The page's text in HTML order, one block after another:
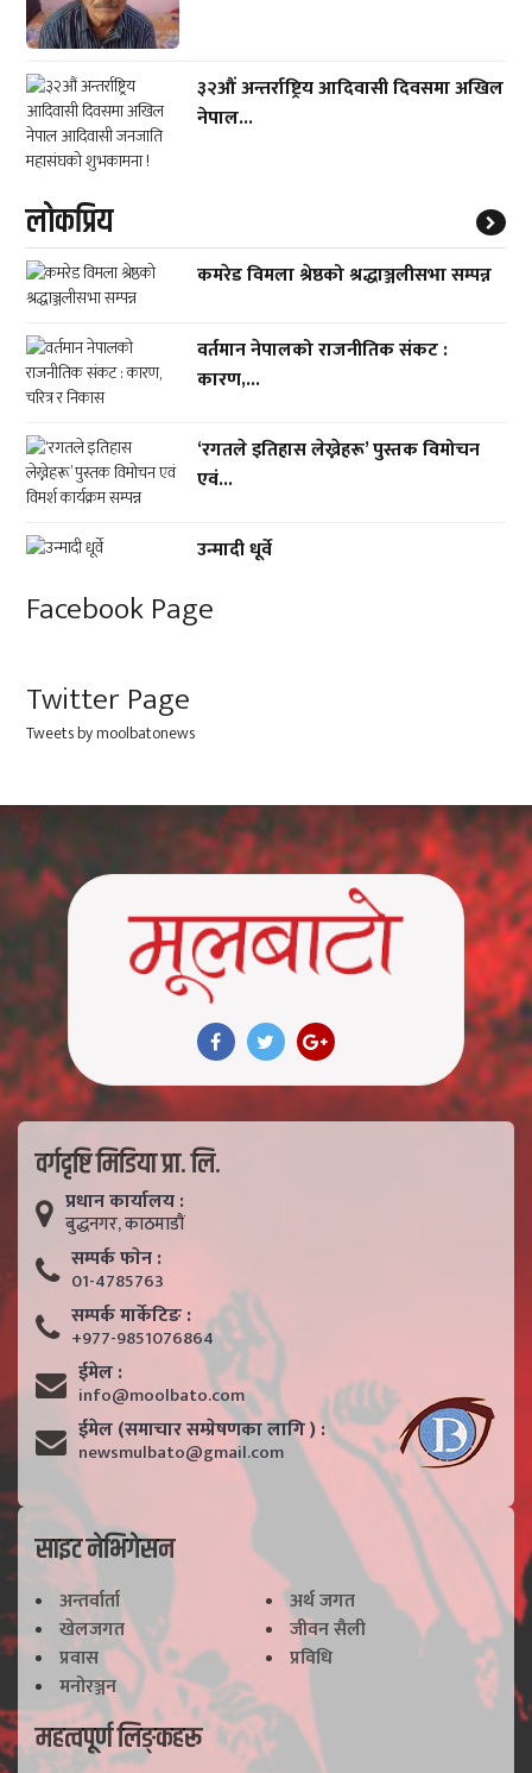
३२औं अन्तर्राष्ट्रिय आदिवासी दिवसमा अखिल
नेपाल...
लाेकप्रिय
कमरेड विमला श्रेष्ठको श्रद्धाञ्जलीसभा सम्पन्न
वर्तमान नेपालको राजनीतिक संकट :
कारण,...
‘रगतले इतिहास लेख्नेहरू’ पुस्तक विमोचन
एवं...
उन्मादी धूर्वे
Facebook Page
Twitter Page
Tweets by moolbatonews
वर्गदृष्टि मिडिया प्रा. लि.
प्रधान कार्यालय :
बुद्धनगर, काठमाडाैं
सम्पर्क फाेन :
01-4785763
सम्पर्क मार्केटिङ :
+977-9851076864
ईमेल :
info@moolbato.com
ईमेल (समाचार सम्प्रेषणका लागि ) :
newsmulbato@gmail.com
साइट नेभिगेसन
अन्तर्वार्ता
अर्थ जगत
खेलजगत
जीवन सैली
प्रवास
प्रविधि
मनोरञ्जन
महत्वपूर्ण लिङ्कहरू